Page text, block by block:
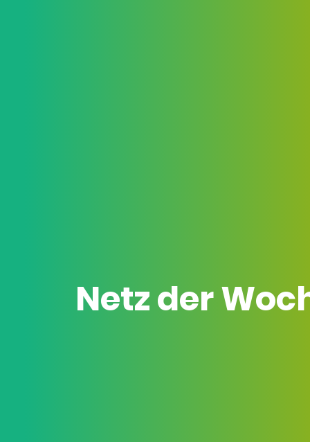
Netz der